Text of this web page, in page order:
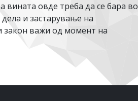
вината овде треба да се бара во
и застарување на
закон важи од момент на